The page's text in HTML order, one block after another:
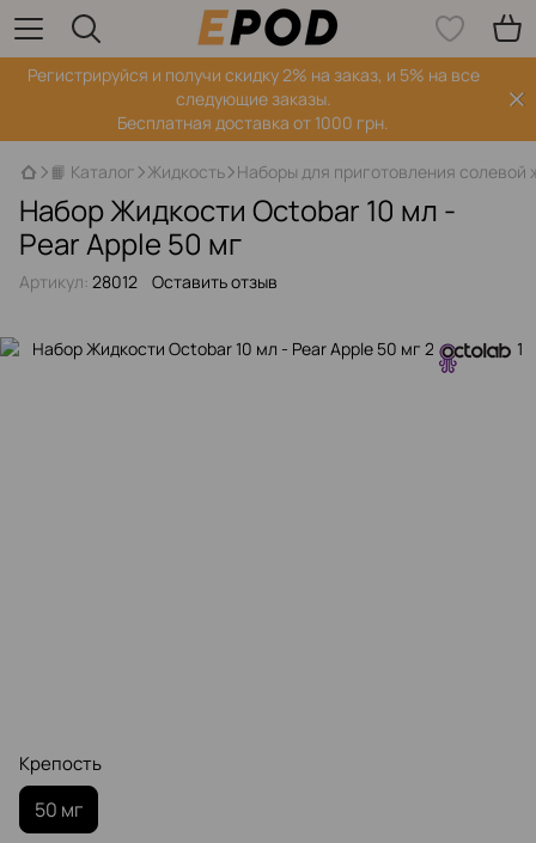
Регистрируйся‌ и получи скидку 2% на заказ, и 5% на все
следующие заказы.
Бесплатная доставка от 1000 грн.
📙 Каталог Жидкость Наборы для приготовления солевой
Набор Жидкости Octobar 10 мл -
Pear Apple 50 мг
Артикул: 28012 Оставить отзыв
Крепость
50 мг